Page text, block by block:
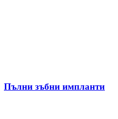
Пълни зъбни импланти